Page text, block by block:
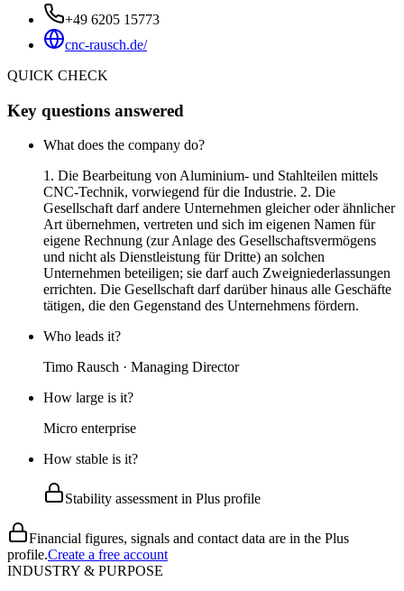
+49 6205 15773
cnc-rausch.de/
QUICK CHECK
Key questions answered
What does the company do?
1. Die Bearbeitung von Aluminium- und Stahlteilen mittels
CNC-Technik, vorwiegend für die Industrie. 2. Die
Gesellschaft darf andere Unternehmen gleicher oder ähnlicher
Art übernehmen, vertreten und sich im eigenen Namen für
eigene Rechnung (zur Anlage des Gesellschaftsvermögens
und nicht als Dienstleistung für Dritte) an solchen
Unternehmen beteiligen; sie darf auch Zweigniederlassungen
errichten. Die Gesellschaft darf darüber hinaus alle Geschäfte
tätigen, die den Gegenstand des Unternehmens fördern.
Who leads it?
Timo Rausch · Managing Director
How large is it?
Micro enterprise
How stable is it?
Stability assessment in Plus profile
Financial figures, signals and contact data are in the Plus
profile.Create a free account
INDUSTRY & PURPOSE